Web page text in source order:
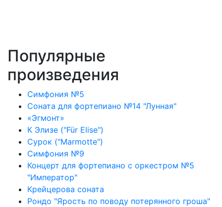
Популярные
произведения
Симфония №5
Соната для фортепиано №14 "Лунная"
«Эгмонт»
К Элизе ("Für Elise")
Сурок ("Marmotte")
Симфония №9
Концерт для фортепиано с оркестром №5
"Император"
Крейцерова соната
Рондо "Ярость по поводу потерянного гроша"